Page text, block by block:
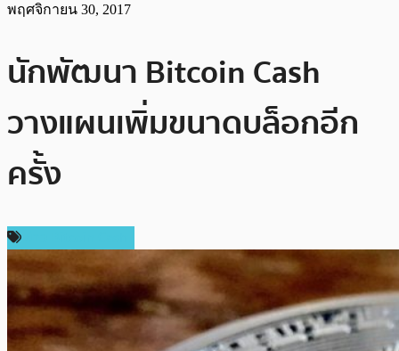
พฤศจิกายน 30, 2017
นักพัฒนา Bitcoin Cash
วางแผนเพิ่มขนาดบล็อกอีก
ครั้ง